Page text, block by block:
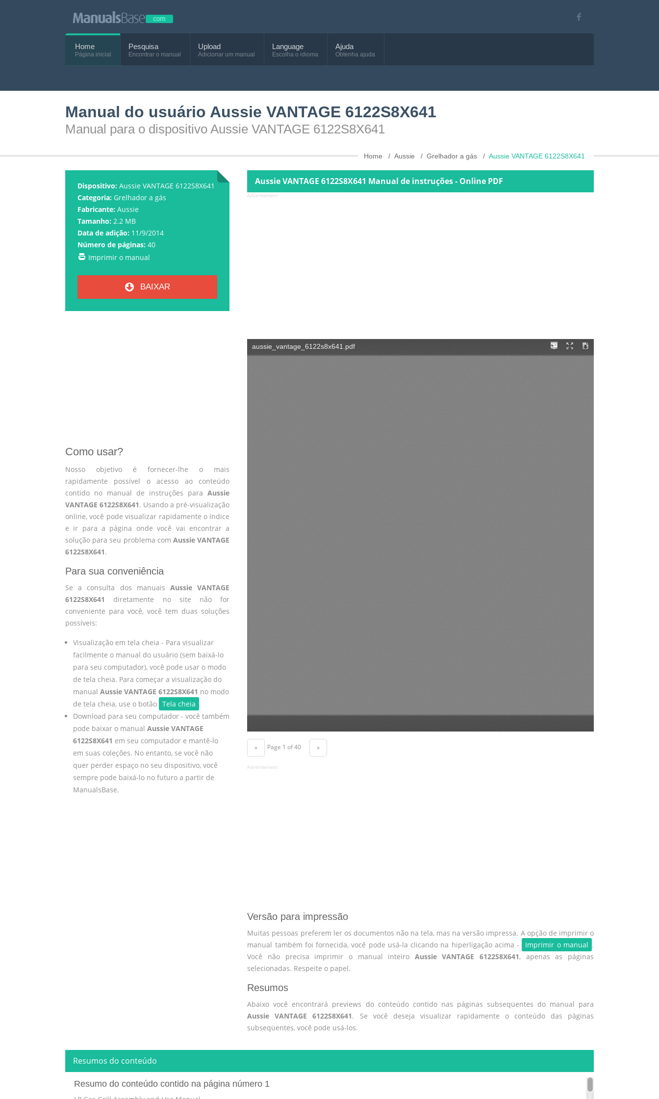
Home
Página inicial
Pesquisa
Encontrar o manual
Upload
Adicionar um manual
Language
Escolha o idioma
Ajuda
Obtenha ajuda
Manual do usuário Aussie VANTAGE 6122S8X641
Manual para o dispositivo Aussie VANTAGE 6122S8X641
Home Aussie Grelhador a gás Aussie VANTAGE 6122S8X641
Dispositivo: Aussie VANTAGE 6122S8X641
Categoria: Grelhador a gás
Fabricante: Aussie
Tamanho: 2.2 MB
Data de adição: 11/9/2014
Número de páginas: 40
Imprimir o manual
BAIXAR
Como usar?
Nosso objetivo é fornecer-lhe o mais
rapidamente possível o acesso ao conteúdo
contido no manual de instruções paraAussie
VANTAGE 6122S8X641. Usando a pré-visualização
online, você pode visualizar rapidamente o índice
e ir para a página onde você vai encontrar a
solução para seu problema comAussie VANTAGE
6122S8X641.
Para sua conveniência
Se a consulta dos manuaisAussie VANTAGE
6122S8X641
diretamente no site não for
conveniente para você, você tem duas soluções
possíveis:
Visualização em tela cheia - Para visualizar
facilmente o manual do usuário (sem baixá-lo
para seu computador), você pode usar o modo
de tela cheia. Para começar a visualização do
manual Aussie VANTAGE 6122S8X641 no modo
de tela cheia, use o botão Tela cheia .
Download para seu computador - você também
pode baixar o manual Aussie VANTAGE
6122S8X641 em seu computador e mantê-lo
em suas coleções. No entanto, se você não
quer perder espaço no seu dispositivo, você
sempre pode baixá-lo no futuro a partir de
ManualsBase.
Aussie VANTAGE 6122S8X641 Manual de instruções - Online PDF
Advertisement
« Page 1 of 40 »
Advertisement
Versão para impressão
Muitas pessoas preferem ler os documentos não na tela, mas na versão impressa. A opção de imprimir o
manual também foi fornecida, você pode usá-la clicando na hiperligação acima -
Imprimir o manual .
Você não precisa imprimir o manual inteiro Aussie VANTAGE 6122S8X641, apenas as páginas
selecionadas. Respeite o papel.
Resumos
Abaixo você encontrará previews do conteúdo contido nas páginas subseqüentes do manual para
Aussie VANTAGE 6122S8X641. Se você deseja visualizar rapidamente o conteúdo das páginas
subseqüentes, você pode usá-los.
Resumos do conteúdo
Resumo do conteúdo contido na página número 1